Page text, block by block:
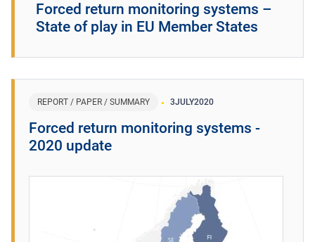
Forced return monitoring systems –
State of play in EU Member States
REPORT / PAPER / SUMMARY 3JULY2020
Forced return monitoring systems -
2020 update